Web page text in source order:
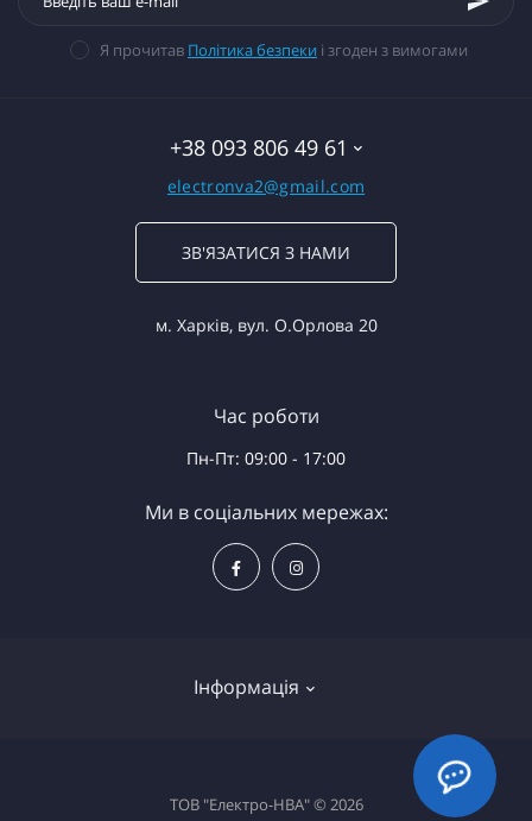
Я прочитав Політика безпеки і згоден з вимогами
+38 093 806 49 61
electronva2@gmail.com
ЗВ'ЯЗАТИСЯ З НАМИ
м. Харків, вул. О.Орлова 20
Інформація
Доставка та оплата
Час роботи
Пн-Пт: 09:00 - 17:00
Ми в соціальних мережах:
ТОВ "Електро-НВА" © 2026